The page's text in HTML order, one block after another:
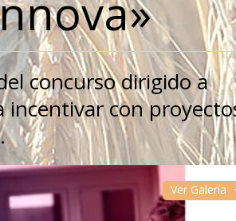
concurso dirigido a
incentivar con
Ver Galería